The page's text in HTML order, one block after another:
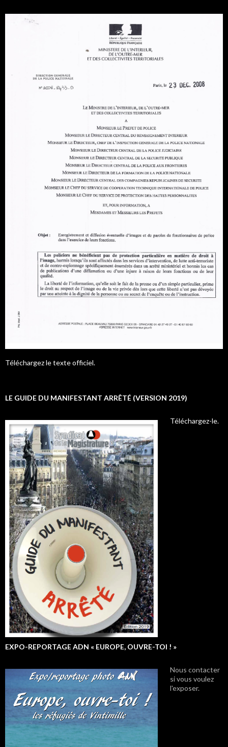
Téléchargez le texte officiel.
LE GUIDE DU MANIFESTANT ARRÊTÉ (VERSION 2019)
Téléchargez-le.
EXPO-REPORTAGE ADN « EUROPE, OUVRE-TOI ! »
Nous contacter
si vous voulez
l'exposer.